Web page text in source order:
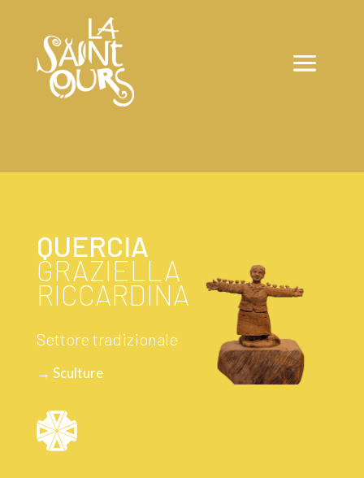
QUERCIA
GRAZIELLA
RICCARDINA
Settore tradizionale
→ Sculture